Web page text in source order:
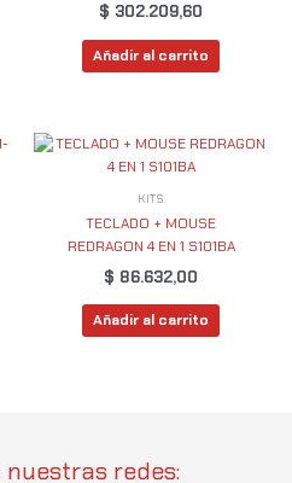
$ 302.209,60
Añadir al carrito
KITS
TECLADO + MOUSE
REDRAGON 4 EN 1 S101BA
$ 86.632,00
Añadir al carrito
nuestras redes: